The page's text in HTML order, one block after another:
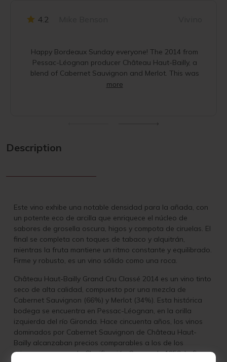
4.2
Happy Bordeaux Sunday everyone! The 2014 from
Pessac-Léognan producer Château Haut-Bailly, a
blend of Cabernet Sauvignon and Merlot. This was
more
Description
Este vino exhibe una notable densidad para la añada, con
un potente eco de arcilla que enriquece el núcleo de
sabores de grosella oscura, higos y compota de ciruelas. El
final se completa con toques de tabaco y alquitrán,
mientras la fruta mantiene un ritmo constante y equilibrado.
Firme y robusto, es un vino sólido como una roca.
Château Haut-Bailly Grand Cru Classé 2014 es un vino tinto
seco de alta calidad, compuesto por una mezcla de
Cabernet Sauvignon (66%) y Merlot (34%). Esta histórica
bodega se encuentra en Pessac-Léognan, en la orilla
izquierda del río Gironda. Hace cincuenta años, los vinos
dominados por Cabernet Sauvignon de Château Haut-
Bailly alcanzaban precios comparables a los de los
primeros crus, y en la Clasificación Graves de 1959, la finca